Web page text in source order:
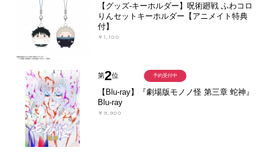
【グッズ-キーホルダー】呪術廻戦 ふわコロ
りんセットキーホルダー【アニメイト特典
付】
￥1,100
第2位
【Blu-ray】『劇場版モノノ怪 第三章 蛇神』
Blu-ray
￥9,900
予約受付中